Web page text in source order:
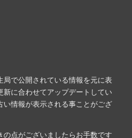
局で公開されている情報を元に表
新に合わせてアップデートしてい
い情報が表示される事ことがござ
の点がございましたらお手数です